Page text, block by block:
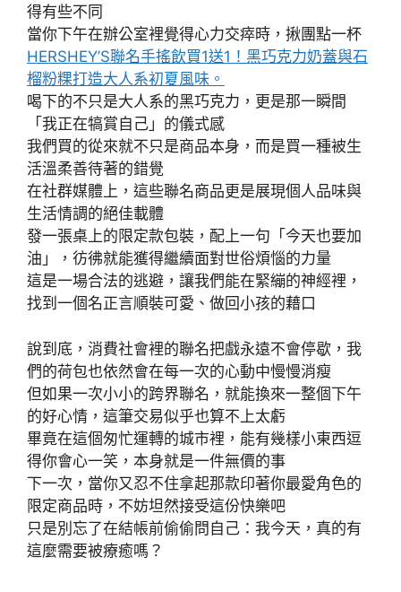
得有些不同
當你下午在辦公室裡覺得心力交瘁時，揪團點一杯
HERSHEY’S聯名手搖飲買1送1！黑巧克力奶蓋與石
榴粉粿打造大人系初夏風味。
喝下的不只是大人系的黑巧克力，更是那一瞬間
「我正在犒賞自己」的儀式感
我們買的從來就不只是商品本身，而是買一種被生
活溫柔善待著的錯覺
在社群媒體上，這些聯名商品更是展現個人品味與
生活情調的絕佳載體
發一張桌上的限定款包裝，配上一句「今天也要加
油」，彷彿就能獲得繼續面對世俗煩惱的力量
這是一場合法的逃避，讓我們能在緊繃的神經裡，
找到一個名正言順裝可愛、做回小孩的藉口
說到底，消費社會裡的聯名把戲永遠不會停歇，我
們的荷包也依然會在每一次的心動中慢慢消瘦
但如果一次小小的跨界聯名，就能換來一整個下午
的好心情，這筆交易似乎也算不上太虧
畢竟在這個匆忙運轉的城市裡，能有幾樣小東西逗
得你會心一笑，本身就是一件無價的事
下一次，當你又忍不住拿起那款印著你最愛角色的
限定商品時，不妨坦然接受這份快樂吧
只是別忘了在結帳前偷偷問自己：我今天，真的有
這麼需要被療癒嗎？